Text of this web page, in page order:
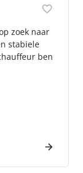
zoek naar
stabiele
ben